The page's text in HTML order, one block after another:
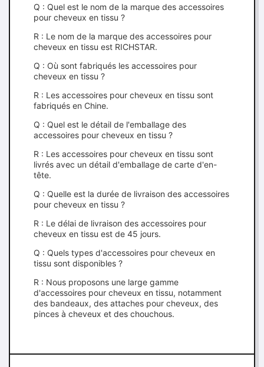
Q : Quel est le nom de la marque des accessoires
pour cheveux en tissu ?
R : Le nom de la marque des accessoires pour
cheveux en tissu est RICHSTAR.
Q : Où sont fabriqués les accessoires pour
cheveux en tissu ?
R : Les accessoires pour cheveux en tissu sont
fabriqués en Chine.
Q : Quel est le détail de l'emballage des
accessoires pour cheveux en tissu ?
R : Les accessoires pour cheveux en tissu sont
livrés avec un détail d'emballage de carte d'en-
tête.
Q : Quelle est la durée de livraison des accessoires
pour cheveux en tissu ?
R : Le délai de livraison des accessoires pour
cheveux en tissu est de 45 jours.
Q : Quels types d'accessoires pour cheveux en
tissu sont disponibles ?
R : Nous proposons une large gamme
d'accessoires pour cheveux en tissu, notamment
des bandeaux, des attaches pour cheveux, des
pinces à cheveux et des chouchous.